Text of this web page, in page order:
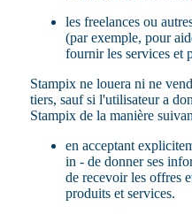
les freelances ou
(par exemple, pour
fournir les services et
Stampix ne louera ni ne
tiers, sauf si l'utilisateur a
Stampix de la manière
en acceptant
in - de donner ses
de recevoir les offres
produits et services.